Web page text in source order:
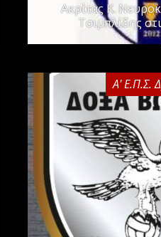
Ακρίτας Κ.
Τσιμπλίδης
Α' Ε.Π.Σ.